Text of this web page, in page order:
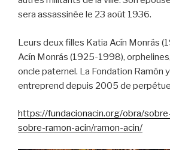
sera assassinée le 23 août 1936.
Leurs deux filles Katia Acín Monrás
Acín Monrás (1925-1998),
oncle paternel. La Fondation Ramón
entreprend depuis 2005 de
https://fundacionacin.org/obra/
sobre-ramon-acin/ramon-acin/